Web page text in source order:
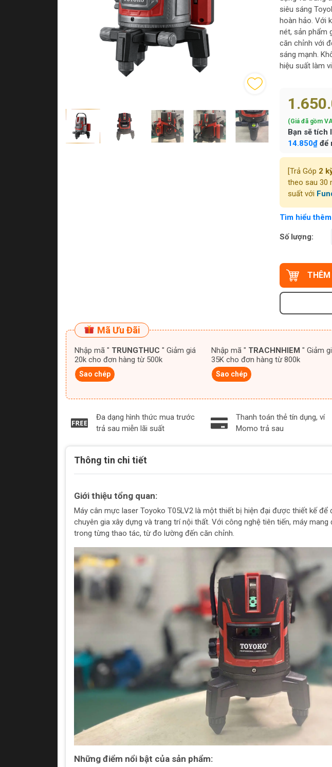
siêu sáng
hoàn hảo. Với
nét, sản phẩm
căn chỉnh với
sáng mạnh.
hiệu suất làm
(Giá đã gồm
Bạn sẽ tích
14.850₫để
[Trả Góp 2
theo sau 30
suất với
Tìm hiểu
Số lượng:
THÊM
Mã Ưu Đãi
Nhập mã " TRUNGTHUC " Giảm giá
20k cho đơn hàng từ 500k
Sao chép
Nhập mã " TRACHNHIEM " Giảm giá
35K cho đơn hàng từ 800k
Sao chép
Đa dạng hình thức mua trước
trả sau miễn lãi suất
Thanh toán thẻ tín dụng, ví
Momo trả sau
Thông tin chi tiết
Giới thiệu tổng quan:
Máy cân mực laser Toyoko T05LV2 là một thiết bị hiện đại được thiết kế để
chuyên gia xây dựng và trang trí nội thất. Với công nghệ tiên tiến, máy
trong từng thao tác, từ đo lường đến căn chỉnh.
Những điểm nổi bật của sản phẩm: